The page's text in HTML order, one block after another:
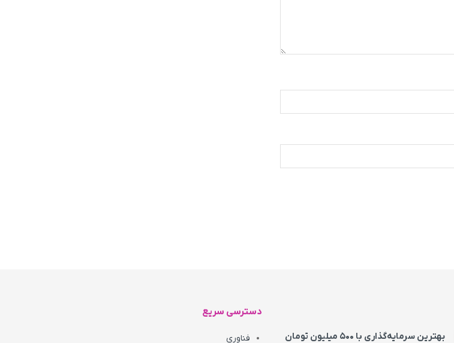
بهترین سرمایه‌گذاری با ۵۰۰ میلیون تومان
دسترسی سریع
فناوری